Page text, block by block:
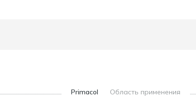
Primacol Область применения